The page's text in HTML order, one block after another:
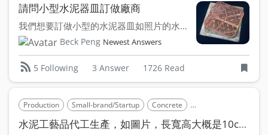
請問小型水泥器皿訂做廠商
我們想要訂做小型的水泥器皿如照片的水泥底座尺寸約19X10X...
Beck Peng Newest Answers
5 Following 3 Answer 1726 Read
Production Small-brand/Startup Concrete Design House
水泥工藝品代工生產，如圖片，長寬高大概是10cm x 10cm x 5cm